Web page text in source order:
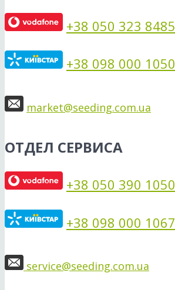
+38 050 323 8485
+38 098 000 1050
market@seeding.com.ua
ОТДЕЛ СЕРВИСА
+38 050 390 1050
+38 098 000 1067
service@seeding.com.ua